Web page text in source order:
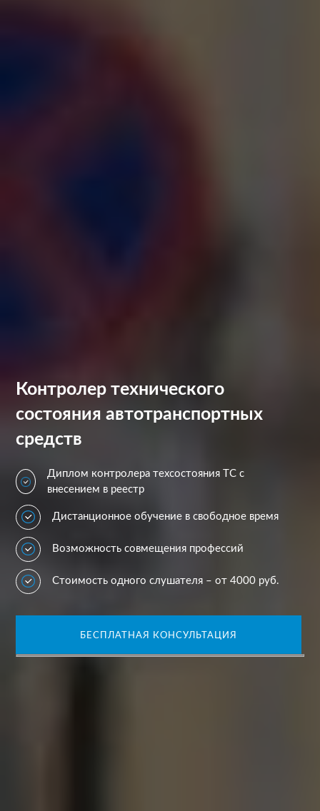
Контролер технического
состояния автотранспортных
средств
Диплом контролера техсостояния ТС с
внесением в реестр
Дистанционное обучение в свободное время
Возможность совмещения профессий
Стоимость одного слушателя – от 4000 руб.
БЕСПЛАТНАЯ КОНСУЛЬТАЦИЯ